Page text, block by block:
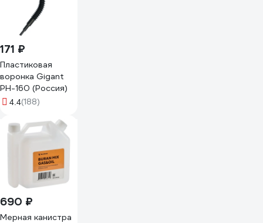
zhidkostey-250ml
171 ₽
Пластиковая
воронка Gigant
PH-160 (Россия)
4.4(188)
690 ₽
Мерная канистра